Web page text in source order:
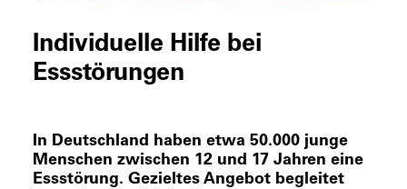
Individuelle Hilfe bei
Essstörungen
In Deutschland haben etwa 50.000 junge
Menschen zwischen 12 und 17 Jahren eine
Essstörung. Gezieltes Angebot begleitet